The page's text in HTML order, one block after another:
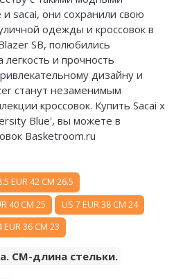
sacai, они сохранили свою
одежды и кроссовок в
SB, полюбились
легкость и прочность
дизайну и
станут незаменимым
кроссовок. Купить Sacai x
Blue', вы можете в
Basketroom.ru
EUR 42 CM 26.5
40 CM 25
US 7 EUR 38 CM 24
EUR 36 CM 23
CM-длина стельки.